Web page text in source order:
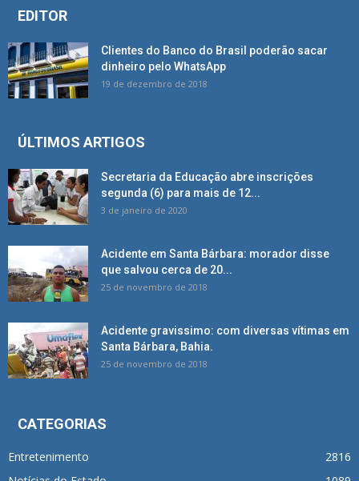
EDITOR
Clientes do Banco do Brasil poderão sacar
dinheiro pelo WhatsApp
19 de dezembro de 2018
ÚLTIMOS ARTIGOS
Secretaria da Educação abre inscrições
segunda (6) para mais de 12...
3 de janeiro de 2020
Acidente em Santa Bárbara: morador disse
que salvou cerca de 20...
25 de novembro de 2018
Acidente gravissimo: com diversas vítimas em
Santa Bárbara, Bahia.
25 de novembro de 2018
CATEGORIAS
Entretenimento
2816